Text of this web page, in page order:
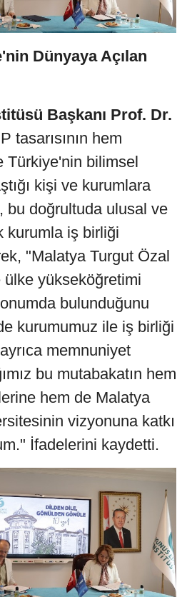
Dünyaya Açılan
Başkanı Prof. Dr.
tasarısının hem
Türkiye'nin bilimsel
kişi ve kurumlara
bu doğrultuda ulusal ve
kurumla iş birliği
"Malatya Turgut Özal
yükseköğretimi
bulunduğunu
kurumumuz ile iş birliği
memnuniyet
bu mutabakatın hem
hem de Malatya
vizyonuna katkı
İfadelerini kaydetti.